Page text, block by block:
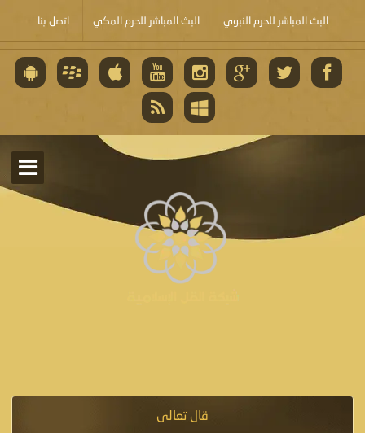
البث المباشر للحرم النبوي البث المباشر للحرم المكي اتصل بنا
قال تعالى